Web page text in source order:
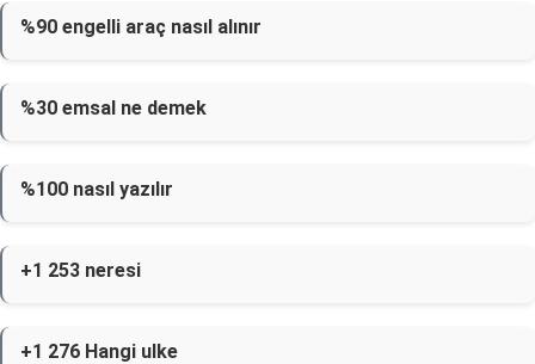
%90 engelli araç nasıl alınır
%30 emsal ne demek
%100 nasıl yazılır
+1 253 neresi
+1 276 Hangi ulke